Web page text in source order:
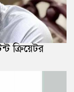
ক্রিয়েটর